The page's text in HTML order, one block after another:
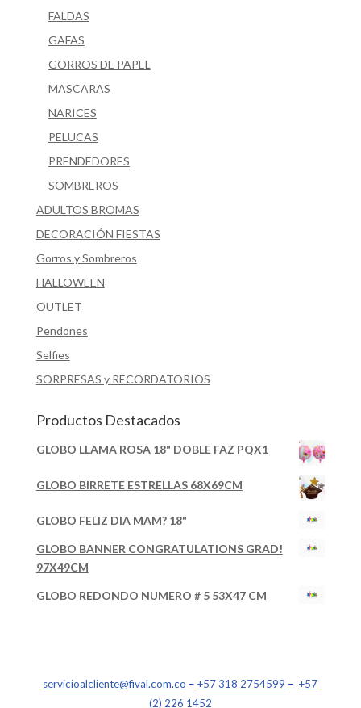
FALDAS
GAFAS
GORROS DE PAPEL
MASCARAS
NARICES
PELUCAS
PRENDEDORES
SOMBREROS
ADULTOS BROMAS
DECORACIÓN FIESTAS
Gorros y Sombreros
HALLOWEEN
OUTLET
Pendones
Selfies
SORPRESAS y RECORDATORIOS
Productos Destacados
GLOBO LLAMA ROSA 18" DOBLE FAZ PQX1
GLOBO BIRRETE ESTRELLAS 68X69CM
GLOBO FELIZ DIA MAM? 18"
GLOBO BANNER CONGRATULATIONS GRAD!
97X49CM
GLOBO REDONDO NUMERO # 5 53X47 CM
servicioalcliente@fival.com.co – +57 318 2754599 – +57
(2) 226 1452